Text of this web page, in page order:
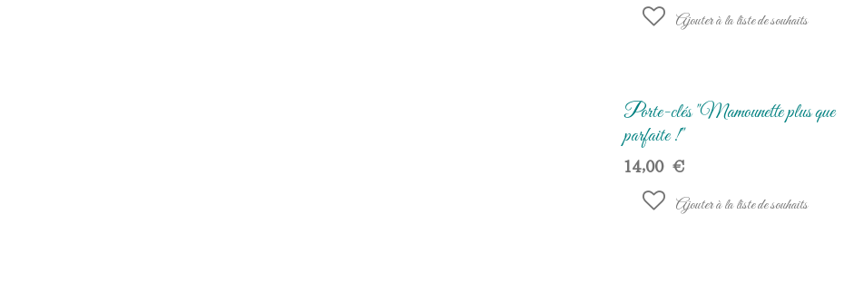
Ajouter à la liste de souhaits
Porte-clés "Mamounette plus que
parfaite !"
14,00€
Ajouter à la liste de souhaits